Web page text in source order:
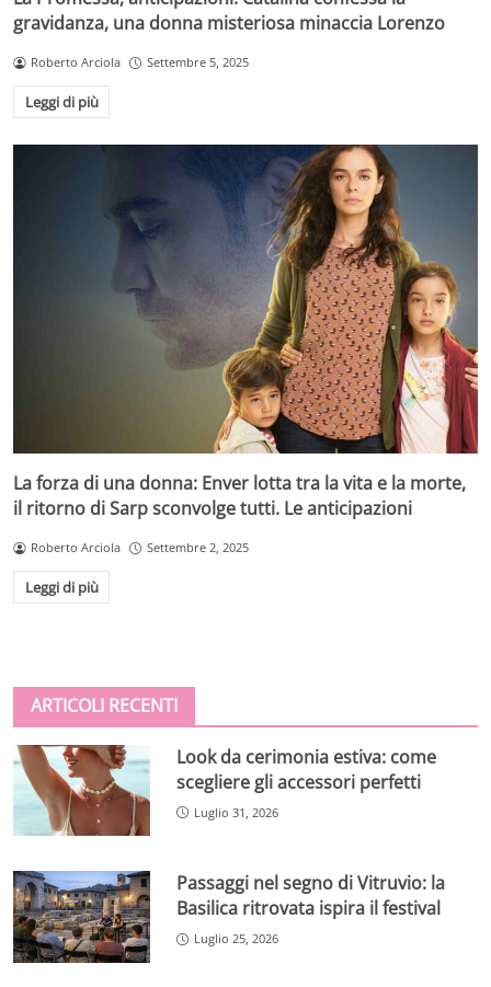
gravidanza, una donna misteriosa minaccia Lorenzo
Roberto Arciola Settembre 5, 2025
Leggi di più
La forza di una donna: Enver lotta tra la vita e la morte,
il ritorno di Sarp sconvolge tutti. Le anticipazioni
Roberto Arciola Settembre 2, 2025
Leggi di più
ARTICOLI RECENTI
Look da cerimonia estiva: come
scegliere gli accessori perfetti
Luglio 31, 2026
Passaggi nel segno di Vitruvio: la
Basilica ritrovata ispira il festival
Luglio 25, 2026